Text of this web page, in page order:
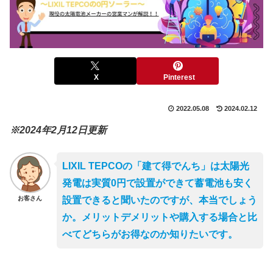
X Pinterest
2022.05.08 2024.02.12
※2024年2月12日更新
お客さん
LIXIL TEPCOの「建て得でんち」は太陽光
発電は実質0円で設置ができて蓄電池も安く
設置できると聞いたのですが、本当でしょう
か。メリットデメリットや購入する場合と比
べてどちらがお得なのか知りたいです。